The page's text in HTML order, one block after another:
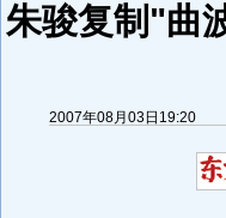
朱骏复制"曲
2007年08月03日19:20